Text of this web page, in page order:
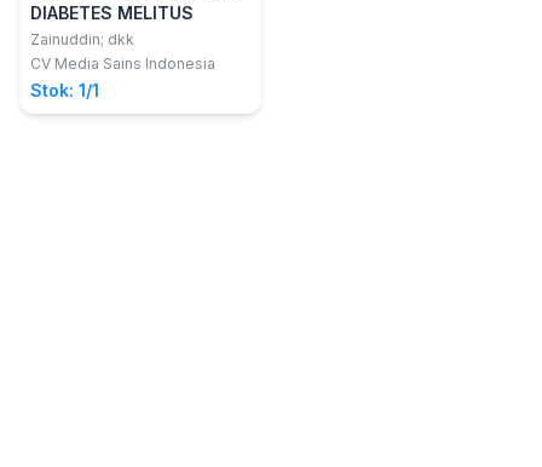
DIABETES MELITUS
Zainuddin; dkk
CV Media Sains Indonesia
Stok: 1/1